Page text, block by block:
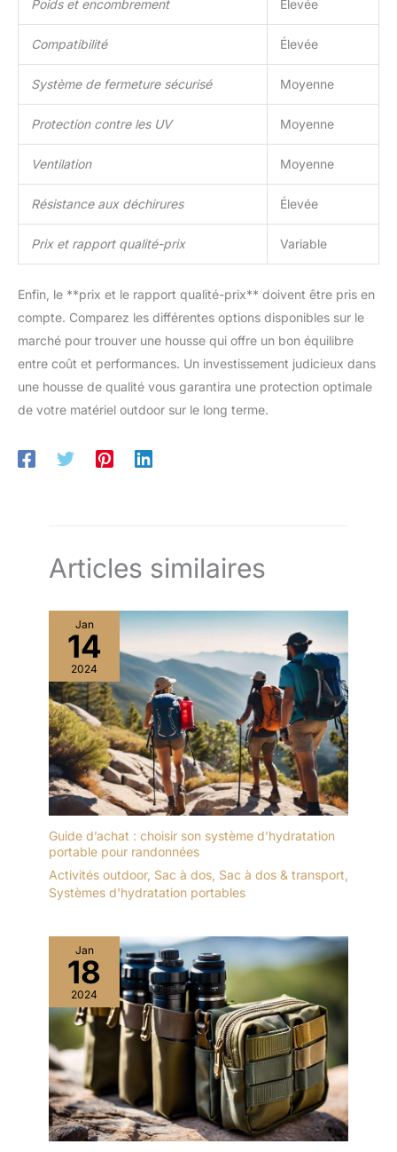
Poids et encombrement Élevée
Compatibilité Élevée
Système de fermeture sécurisé Moyenne
Protection contre les UV Moyenne
Ventilation Moyenne
Résistance aux déchirures Élevée
Prix et rapport qualité-prix Variable
Enfin, le **prix et le rapport qualité-prix** doivent être pris en
compte. Comparez les différentes options disponibles sur le
marché pour trouver une housse qui offre un bon équilibre
entre coût et performances. Un investissement judicieux dans
une housse de qualité vous garantira une protection optimale
de votre matériel outdoor sur le long terme.
Articles similaires
Jan
14
2024
Guide d’achat : choisir son système d’hydratation
portable pour randonnées
Activités outdoor, Sac à dos, Sac à dos & transport,
Systèmes d'hydratation portables
Jan
18
2024